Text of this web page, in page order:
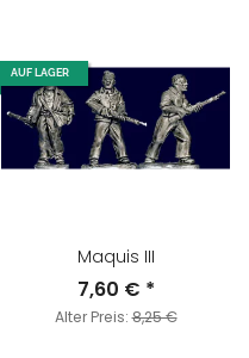
AUF LAGER
Maquis III
7,60 € *
Alter Preis:8,25 €